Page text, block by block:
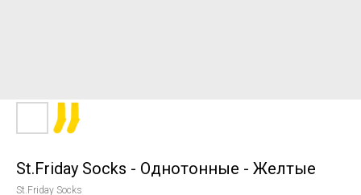
St.Friday Socks - Однотонные - Желтые
St.Friday Socks